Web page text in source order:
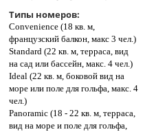
Типы номеров:
Convenience (18 кв. м,
французский балкон, макс 3 чел.)
Standard (22 кв. м, терраса, вид
на сад или бассейн, макс. 4 чел.)
Ideal (22 кв. м, боковой вид на
море или поле для гольфа, макс. 4
чел.)
Panoramic (18 - 22 кв. м, терраса,
вид на море и поле для гольфа,